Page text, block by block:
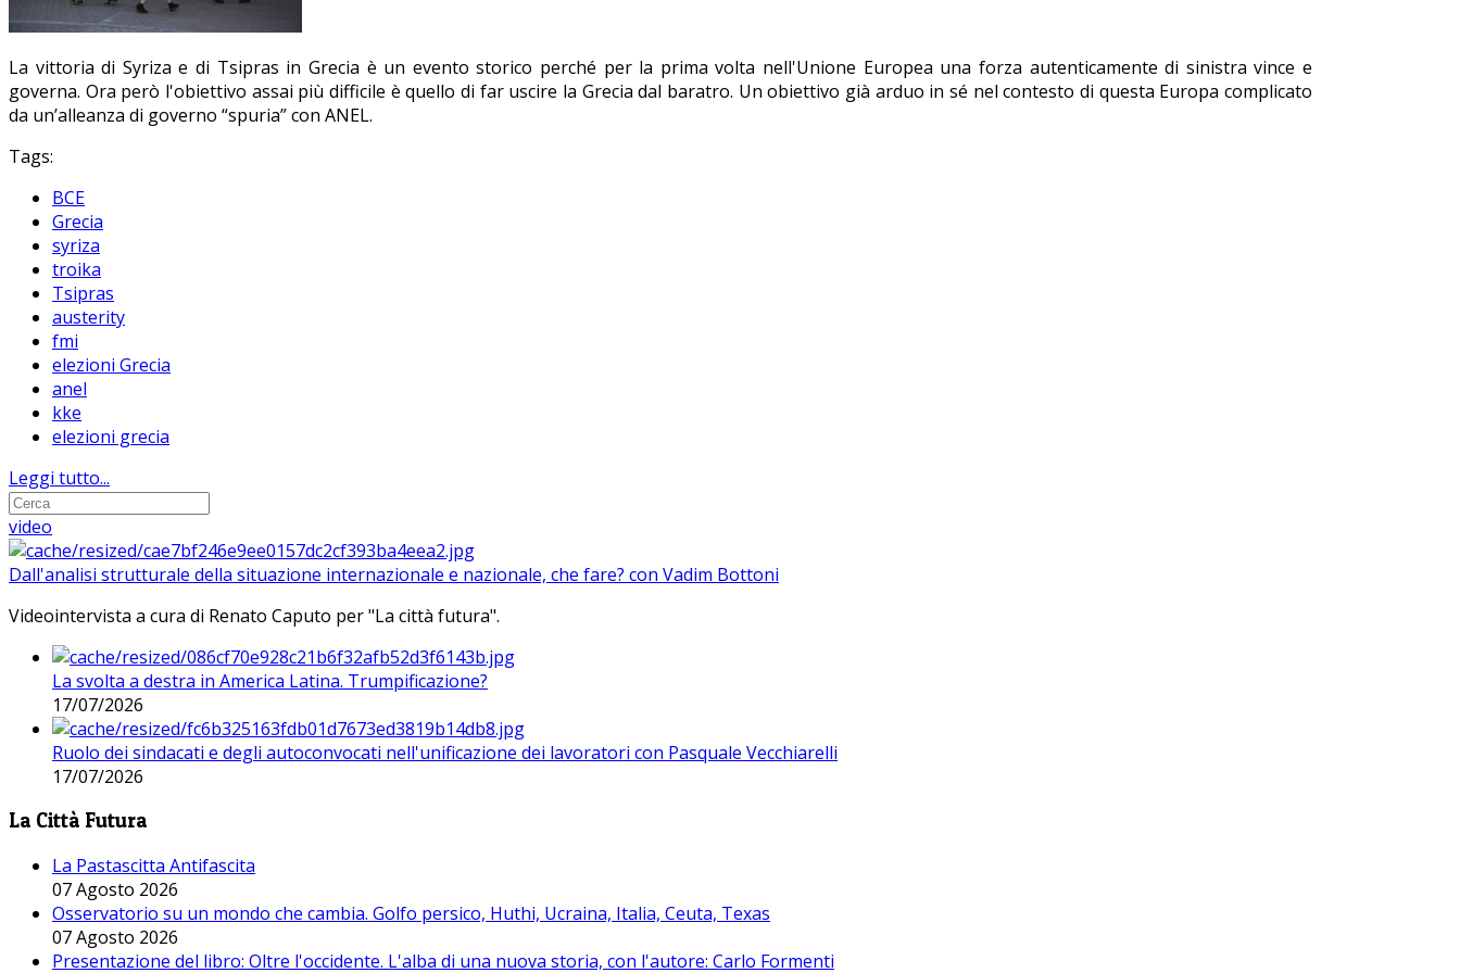
La vittoria di Syriza e di Tsipras in Grecia è un evento storico perché per la prima volta nell'Unione Europea una forza autenticamente di sinistra vince e
governa. Ora però l'obiettivo assai più difficile è quello di far uscire la Grecia dal baratro. Un obiettivo già arduo in sé nel contesto di questa Europa complicato
da un’alleanza di governo “spuria” con ANEL.
Tags:
BCE
Grecia
syriza
troika
Tsipras
austerity
fmi
elezioni Grecia
anel
kke
elezioni grecia
Leggi tutto...
video
Dall'analisi strutturale della situazione internazionale e nazionale, che fare? con Vadim Bottoni
Videointervista a cura di Renato Caputo per "La città futura".
La svolta a destra in America Latina. Trumpificazione?
17/07/2026
Ruolo dei sindacati e degli autoconvocati nell'unificazione dei lavoratori con Pasquale Vecchiarelli
17/07/2026
La Città Futura
La Pastascitta Antifascita
07 Agosto 2026
Osservatorio su un mondo che cambia. Golfo persico, Huthi, Ucraina, Italia, Ceuta, Texas
07 Agosto 2026
Presentazione del libro: Oltre l'occidente. L'alba di una nuova storia, con l'autore: Carlo Formenti